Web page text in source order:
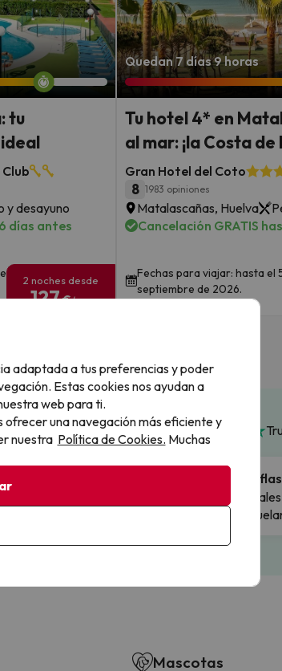
tu
y desayuno
días antes
2 noches desde
127€/pers.
Quedan 7 días 9 horas
Tu hotel 4* en
al mar: ¡la Costa
Gran Hotel del Coto
8 1983 opiniones
Matalascañas, Huelva
Cancelación GRATIS
Fechas para viajar: hasta el
septiembre de 2026.
Ofertas
Precios
Cuando
Mascotas
adaptada a tus preferencias y poder
Estas cookies nos ayudan a
web para ti.
una navegación más eficiente y
nuestra Política de Cookies. Muchas